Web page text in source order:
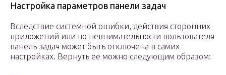
Настройка параметров панели задач
Вследствие системной ошибки, действия сторонних
приложений или по невнимательности пользователя
панель задач может быть отключена в самих
настройках. Вернуть ее можно следующим образом: